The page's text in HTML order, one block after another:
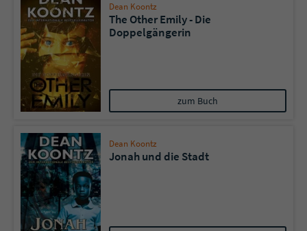
Dean Koontz
The Other Emily - Die
Doppelgängerin
zum Buch
Dean Koontz
Jonah und die Stadt